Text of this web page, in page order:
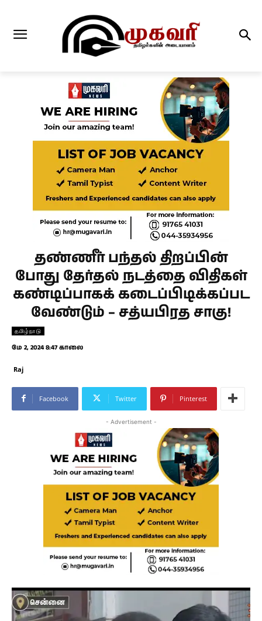
தண்ணீர் பந்தல் திறப்பின்
போது தேர்தல் நடத்தை விதிகள்
கண்டிப்பாகக் கடைப்பிடிக்கப்பட
வேண்டும் – சத்யபிரத சாகு!
தமிழ்நாடு
மே 2, 2024 8:47 காலை
Raj
Facebook Twitter Pinterest
- Advertisement -